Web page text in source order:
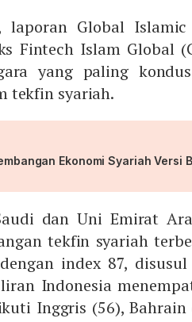
laporan Global Islamic
Fintech Islam Global
yang paling
tekfin syariah.
Ekonomi Syariah Versi
dan Uni Emirat
tekfin syariah
index 87,
Indonesia
Inggris (56),